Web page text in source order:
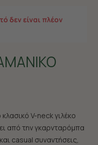
δεν είναι πλέον
V-neck γιλέκο
από την γκαρνταρόμπα
casual συναντήσεις,